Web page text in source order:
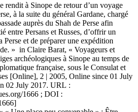
rendit à Sinope de retour d’un voyage
à la suite du général Gardane, chargé
auprès du Shah de Perse afin
entre Persans et Russes, d’offrir un
Perse et de préparer une expédition
» in Claire Barat, « Voyageurs et
archéologiques à Sinope au temps de
française, sous le Consulat et
[Online], 2 | 2005, Online since 01 July
02 July 2017. URL :
1666 ; DOI :